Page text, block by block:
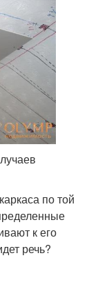
по той
к его
речь?